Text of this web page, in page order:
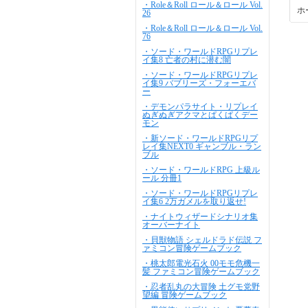
・Role＆Roll ロール＆ロール Vol.
26
・Role＆Roll ロール＆ロール Vol.
76
・ソード・ワールドRPGリプレ
イ集8 亡者の村に潜む闇
・ソード・ワールドRPGリプレ
イ集9 バブリーズ・フォーエバ
ー
・デモンパラサイト・リプレイ
ぬぎぬぎアクマとぱくぱくデー
モン
・新ソード・ワールドRPGリプ
レイ集NEXT0 ギャンブル・ラン
ブル
・ソード・ワールドRPG 上級ル
ール 分冊1
・ソード・ワールドRPGリプレ
イ集6 2万ガメルを取り返せ!
・ナイトウィザードシナリオ集
オーバーナイト
・貝獣物語 シェルドラド伝説 フ
ァミコン冒険ゲームブック
・桃太郎電光石火 00モモ危機一
髪 ファミコン冒険ゲームブック
・忍者乱丸の大冒険 土グモ党野
望編 冒険ゲームブック
ホ